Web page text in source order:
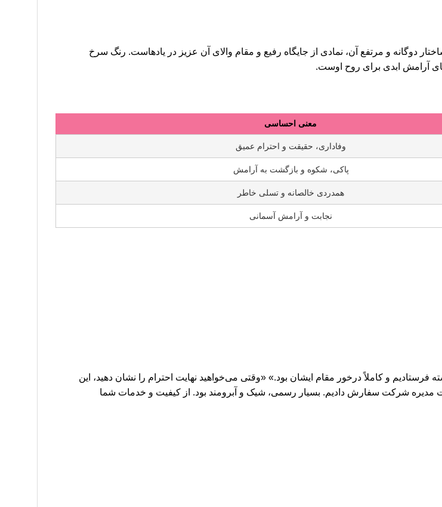
دوگانه و مرتفع آن، نمادی از جایگاه رفیع و مقام والای آن عزیز در یادهاست. رنگ سرخ
آرامش ابدی برای روح اوست.
معنی احساسی
وفاداری، حقیقت و احترام عمیق
پاکی، شکوه و بازگشت به آرامش
همدردی خالصانه و تسلی خاطر
نجابت و آرامش آسمانی
فرستادیم و کاملاً درخور مقام ایشان بود.» «وقتی می‌خواهید نهایت احترام را نشان دهید، این
شرکت سفارش دادیم. بسیار رسمی، شیک و آبرومند بود. از کیفیت و خدمات شما